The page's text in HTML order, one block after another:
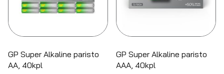
GP Super Alkaline paristo
AA, 40kpl
GP Super Alkaline paristo
AAA, 40kpl